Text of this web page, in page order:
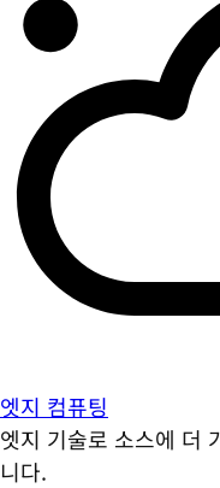
엣지 컴퓨팅
엣지 기술로 소스에 더
니다.